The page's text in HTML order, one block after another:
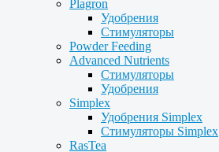
Plagron
Удобрения
Стимуляторы
Powder Feeding
Advanced Nutrients
Стимуляторы
Удобрения
Simplex
Удобрения Simplex
Стимуляторы Simplex
RasTea